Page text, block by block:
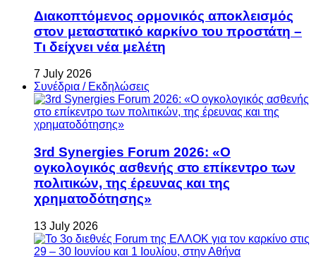
Διακοπτόμενος ορμονικός αποκλεισμός
στον μεταστατικό καρκίνο του προστάτη –
Τι δείχνει νέα μελέτη
7 July 2026
Συνέδρια / Εκδηλώσεις
3rd Synergies Forum 2026: «Ο
ογκολογικός ασθενής στο επίκεντρο των
πολιτικών, της έρευνας και της
χρηματοδότησης»
13 July 2026